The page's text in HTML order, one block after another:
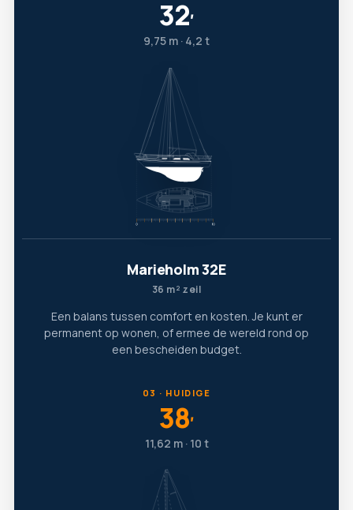
32′
9,75 m · 4,2 t
Marieholm 32E
36 m² zeil
Een balans tussen comfort en kosten. Je kunt er
permanent op wonen, of ermee de wereld rond op
een bescheiden budget.
03 · HUIDIGE
38′
11,62 m · 10 t